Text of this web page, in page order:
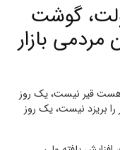
گوشت
مردمی بازار
قیر نیست، یک روز
بریزد نیست، یک روز